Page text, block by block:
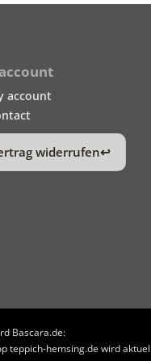
account
widerrufen
Bascara.de:
teppich-hemsing.de wird